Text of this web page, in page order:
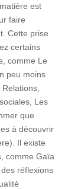
est
faire
Cette prise
certains
comme Le
peu moins
Les
que
à découvrir
Il existe
comme Gaïa
réflexions